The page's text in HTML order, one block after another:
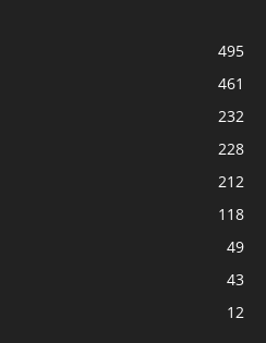
495
461
232
228
212
118
49
43
12